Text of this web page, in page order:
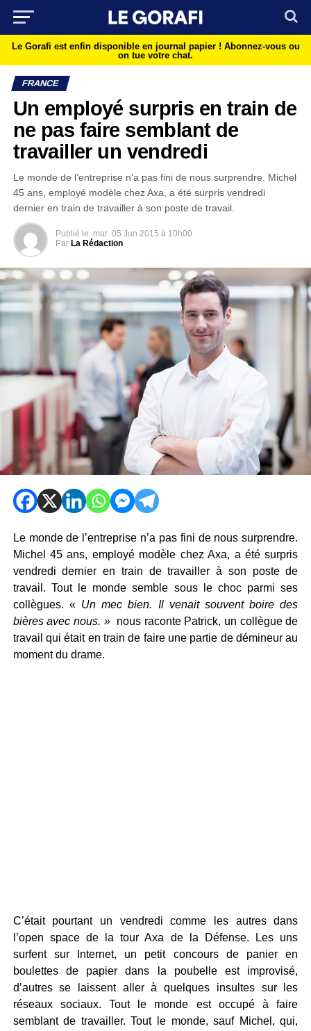
Le Gorafi est enfin disponible en journal papier ! Abonnez-vous ou
on tue votre chat.
FRANCE
Un employé surpris en train de
ne pas faire semblant de
travailler un vendredi
Le monde de l’entreprise n’a pas fini de nous surprendre. Michel
45 ans, employé modèle chez Axa, a été surpris vendredi
dernier en train de travailler à son poste de travail.
Publié le mar 05 Jun 2015 à 10h00
Par La Rédaction
Le monde de l’entreprise n’a pas fini de nous surprendre.
Michel 45 ans, employé modèle chez Axa, a été surpris
vendredi dernier en train de travailler à son poste de
travail. Tout le monde semble sous le choc parmi ses
collègues. « Un mec bien. Il venait souvent boire des
bières avec nous. » nous raconte Patrick, un collègue de
travail qui était en train de faire une partie de démineur au
moment du drame.
C’était pourtant un vendredi comme les autres dans
l’open space de la tour Axa de la Défense. Les uns
surfent sur Internet, un petit concours de panier en
boulettes de papier dans la poubelle est improvisé,
d’autres se laissent aller à quelques insultes sur les
réseaux sociaux. Tout le monde est occupé à faire
semblant de travailler. Tout le monde, sauf Michel, qui,